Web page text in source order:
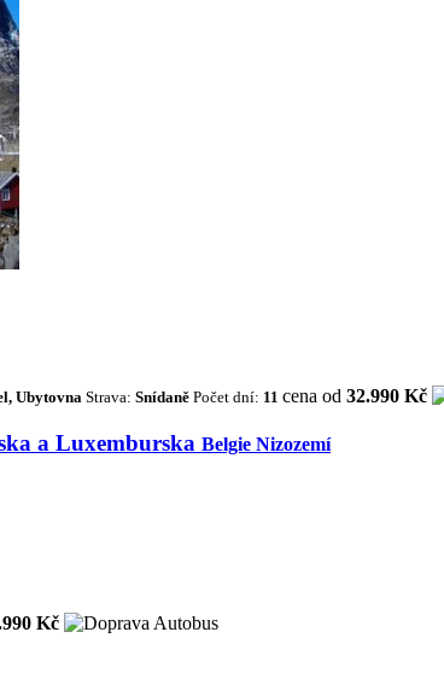
Ubytovna Strava: Snídaně Počet dní: 11 cena od 32.990 Kč
a Luxemburska Belgie Nizozemí
Kč